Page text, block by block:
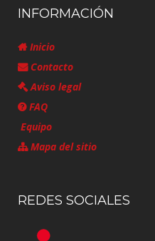
INFORMACIÓN
Inicio
Contacto
Aviso legal
FAQ
Equipo
Mapa del sitio
REDES SOCIALES